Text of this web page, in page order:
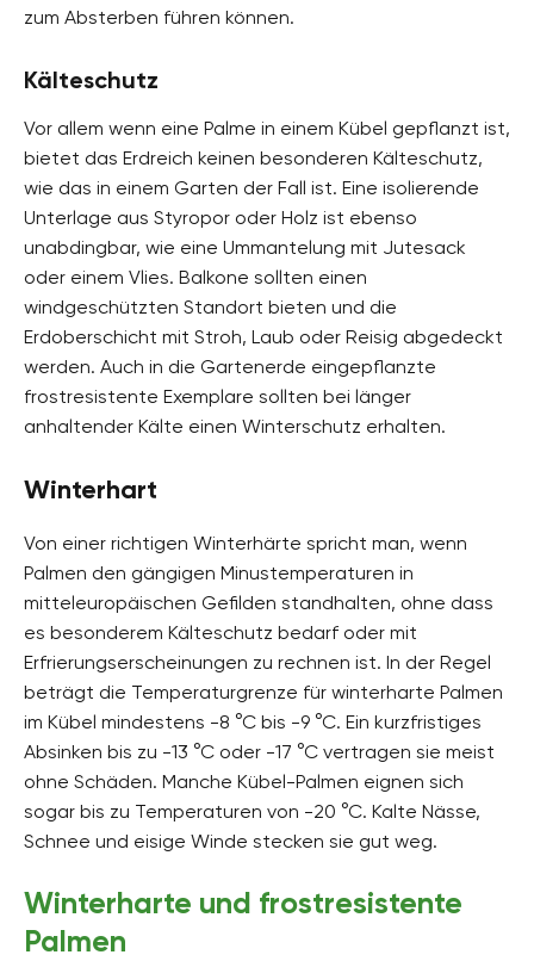
zum Absterben führen können.
Kälteschutz
Vor allem wenn eine Palme in einem Kübel gepflanzt ist,
bietet das Erdreich keinen besonderen Kälteschutz,
wie das in einem Garten der Fall ist. Eine isolierende
Unterlage aus Styropor oder Holz ist ebenso
unabdingbar, wie eine Ummantelung mit Jutesack
oder einem Vlies. Balkone sollten einen
windgeschützten Standort bieten und die
Erdoberschicht mit Stroh, Laub oder Reisig abgedeckt
werden. Auch in die Gartenerde eingepflanzte
frostresistente Exemplare sollten bei länger
anhaltender Kälte einen Winterschutz erhalten.
Winterhart
Von einer richtigen Winterhärte spricht man, wenn
Palmen den gängigen Minustemperaturen in
mitteleuropäischen Gefilden standhalten, ohne dass
es besonderem Kälteschutz bedarf oder mit
Erfrierungserscheinungen zu rechnen ist. In der Regel
beträgt die Temperaturgrenze für winterharte Palmen
im Kübel mindestens -8 °C bis -9 °C. Ein kurzfristiges
Absinken bis zu -13 °C oder -17 °C vertragen sie meist
ohne Schäden. Manche Kübel-Palmen eignen sich
sogar bis zu Temperaturen von -20 °C. Kalte Nässe,
Schnee und eisige Winde stecken sie gut weg.
Winterharte und frostresistente
Palmen